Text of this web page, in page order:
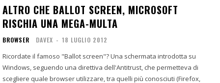
ALTRO CHE BALLOT SCREEN, MICROSOFT
RISCHIA UNA MEGA-MULTA
BROWSER DAVEX - 18 LUGLIO 2012
Ricordate il famoso "Ballot screen"? Una schermata introdotta su
Windows, seguendo una direttiva dell'Antitrust, che permetteva di
scegliere quale browser utilizzare, tra quelli più conosciuti (Firefox,